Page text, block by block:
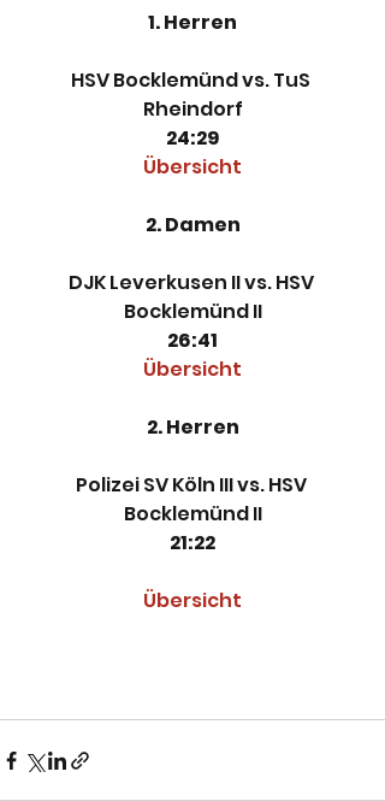
1. Herren
HSV Bocklemünd vs. TuS
Rheindorf
24:29
Übersicht
2. Damen
DJK Leverkusen II vs. HSV
Bocklemünd II
26:41
Übersicht
2. Herren
Polizei SV Köln III vs. HSV
Bocklemünd II
21:22
Übersicht